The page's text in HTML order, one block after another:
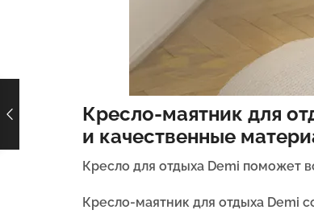
Кресло-маятник для
и качественные
Кресло для отдыха Demi поможет
Кресло-маятник для отдыха Demi